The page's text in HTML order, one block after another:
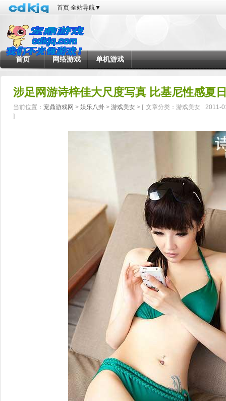
首页 全站导航▼
首页 网络游戏 单机游戏
涉足网游诗梓佳大尺度写真 比基尼性感夏
当前位置： 宠鼎游戏网 > 娱乐八卦 > 游戏美女 > [ 文章分类：游戏美女
2011-
]